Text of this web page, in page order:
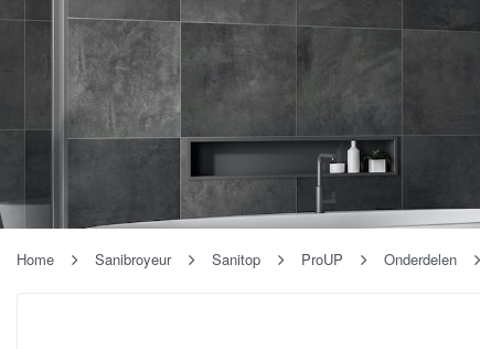
Home Sanibroyeur Sanitop ProUP Onderdelen